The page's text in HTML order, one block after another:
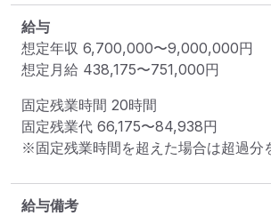
給与
想定年収 6,700,000〜9,000,000円
想定月給 438,175〜751,000円
固定残業時間 20時間
固定残業代 66,175〜84,938円
※固定残業時間を超えた場合は超過分
給与備考